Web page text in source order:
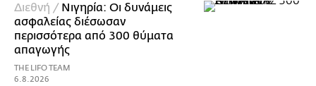
Διεθνή / Νιγηρία: Οι δυνάμεις
ασφαλείας διέσωσαν
περισσότερα από 300 θύματα
απαγωγής
THE LIFO TEAM
6.8.2026